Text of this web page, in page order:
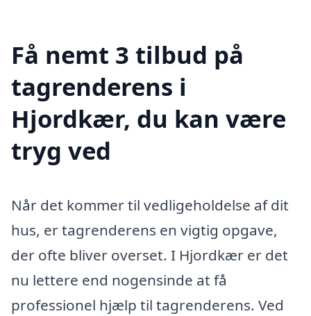
Få nemt 3 tilbud på
tagrenderens i
Hjordkær, du kan være
tryg ved
Når det kommer til vedligeholdelse af dit
hus, er tagrenderens en vigtig opgave,
der ofte bliver overset. I Hjordkær er det
nu lettere end nogensinde at få
professionel hjælp til tagrenderens. Ved